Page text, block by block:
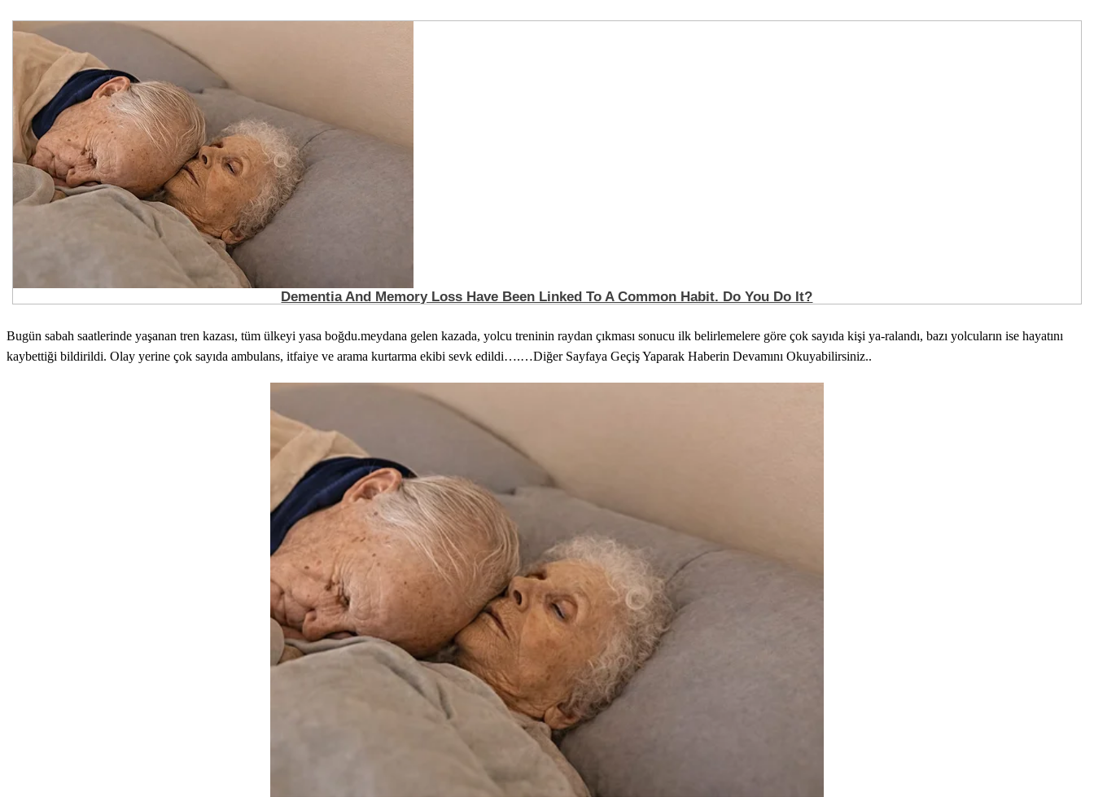
Bugün sabah saatlerinde yaşanan tren kazası, tüm ülkeyi yasa boğdu.meydana gelen kazada, yolcu treninin raydan çıkması sonucu ilk belirlemelere göre çok sayıda kişi ya-ralandı, bazı yolcuların ise hayatını
kaybettiği bildirildi. Olay yerine çok sayıda ambulans, itfaiye ve arama kurtarma ekibi sevk edildi….…Diğer Sayfaya Geçiş Yaparak Haberin Devamını Okuyabilirsiniz..